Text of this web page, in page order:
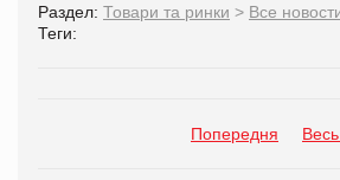
Раздел: Товари та ринки > Все
Теги:
Попередня